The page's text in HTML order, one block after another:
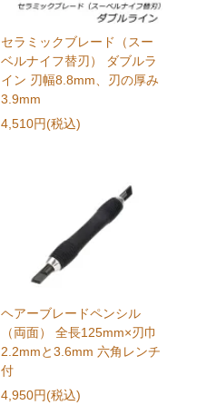
セラミックブレード（スー
ベルナイフ替刃） ダブルラ
イン 刃幅8.8mm、刃の厚み
3.9mm
4,510円(税込)
ヘアーブレードペンシル
（両面） 全長125mm×刃巾
2.2mmと3.6mm 六角レンチ
付
4,950円(税込)